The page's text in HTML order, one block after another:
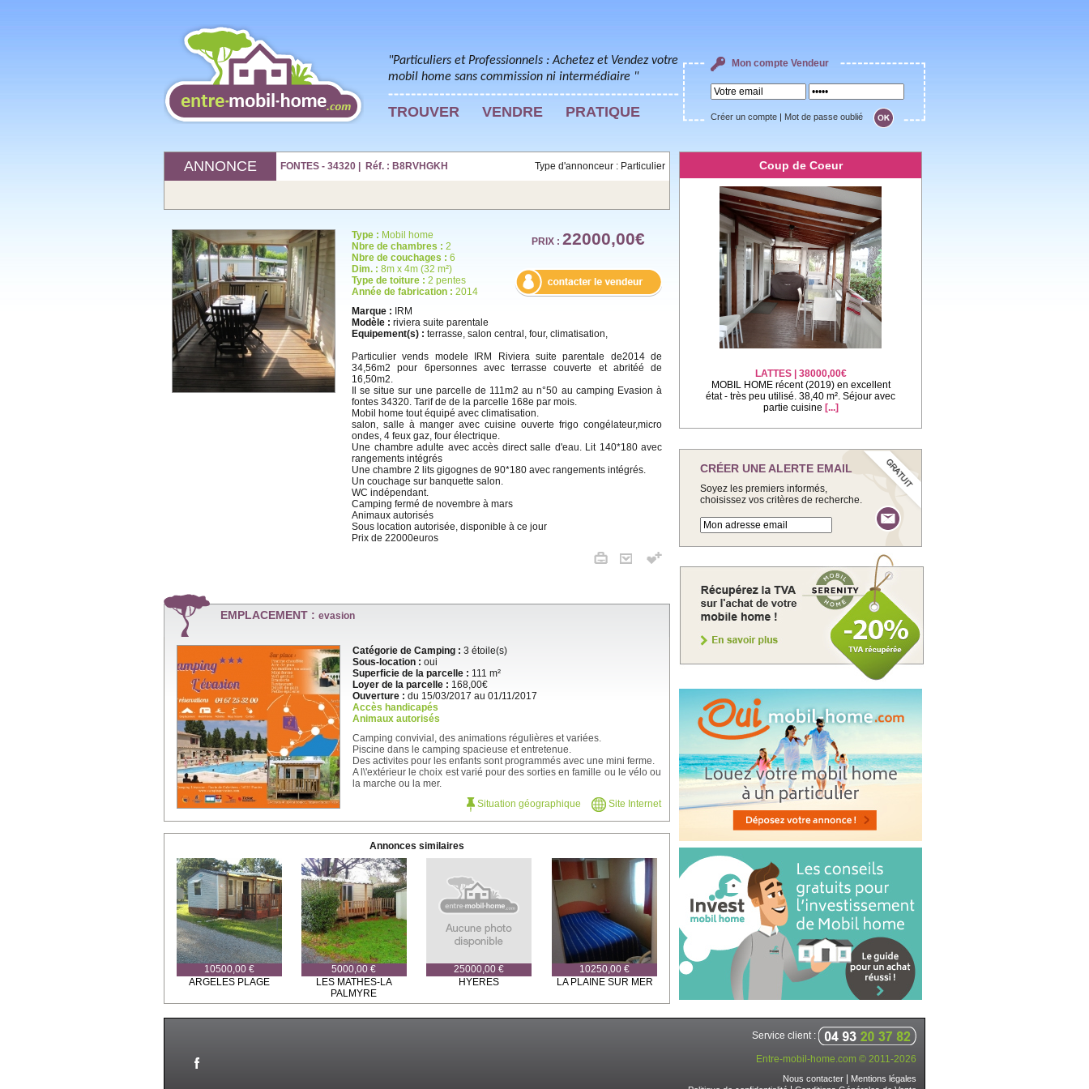
"Particuliers et Professionnels : Achetez et Vendez votre
mobil home sans commission ni intermédiaire "
TROUVER VENDRE PRATIQUE
Mon compte Vendeur
Créer un compte Mot de passe oublié
ANNONCE FONTES - 34320 | Réf. : B8RVHGKH Type d'annonceur : Particulier
Type : Mobil home
Nbre de chambres : 2
Nbre de couchages : 6
Dim. : 8m x 4m (32 m²)
Type de toiture : 2 pentes
Année de fabrication : 2014
PRIX : 22000,00€
Marque : IRM
Modèle : riviera suite parentale
Equipement(s) : terrasse, salon central, four, climatisation,
Particulier vends modele IRM Riviera suite parentale de2014 de
34,56m2 pour 6personnes avec terrasse couverte et abritéé de
16,50m2.
Il se situe sur une parcelle de 111m2 au n°50 au camping Evasion à
fontes 34320. Tarif de de la parcelle 168e par mois.
Mobil home tout équipé avec climatisation.
salon, salle à manger avec cuisine ouverte frigo congélateur,micro
ondes, 4 feux gaz, four électrique.
Une chambre adulte avec accès direct salle d'eau. Lit 140*180 avec
rangements intégrés
Une chambre 2 lits gigognes de 90*180 avec rangements intégrés.
Un couchage sur banquette salon.
WC indépendant.
Camping fermé de novembre à mars
Animaux autorisés
Sous location autorisée, disponible à ce jour
Prix de 22000euros
EMPLACEMENT : evasion
Catégorie de Camping : 3 étoile(s)
Sous-location : oui
Superficie de la parcelle : 111 m²
Loyer de la parcelle : 168,00€
Ouverture : du 15/03/2017 au 01/11/2017
Accès handicapés
Animaux autorisés
Camping convivial, des animations régulières et variées.
Piscine dans le camping spacieuse et entretenue.
Des activites pour les enfants sont programmés avec une mini ferme.
A l\'extérieur le choix est varié pour des sorties en famille ou le vélo ou
la marche ou la mer.
Situation géographique
Site Internet
Annonces similaires
10500,00 €
ARGELES PLAGE
5000,00 €
LES MATHES-LA
PALMYRE
25000,00 €
HYERES
10250,00 €
LA PLAINE SUR MER
Coup de Coeur
LATTES | 38000,00€
MOBIL HOME récent (2019) en excellent
état - très peu utilisé. 38,40 m². Séjour avec
partie cuisine [...]
CRÉER UNE ALERTE EMAIL
Soyez les premiers informés,
choisissez vos critères de recherche.
Service client :
Entre-mobil-home.com © 2011-2026
Nous contacter
Mentions légales